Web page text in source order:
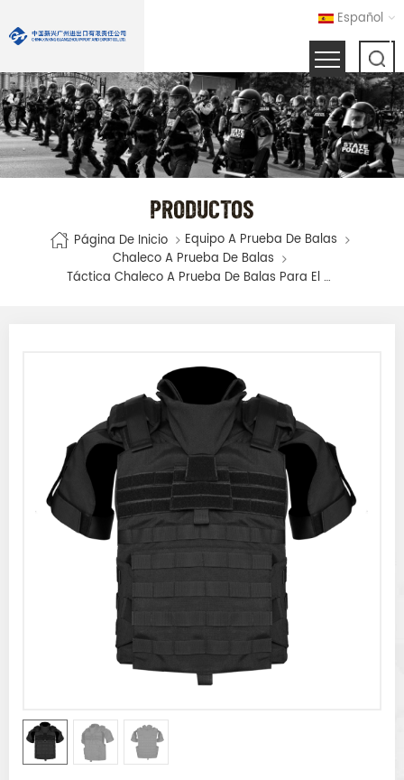
Español
PRODUCTOS
Página De Inicio
Equipo A Prueba De Balas
Chaleco A Prueba De Balas
Táctica Chaleco A Prueba De Balas Para El Nivel 3 De Protección